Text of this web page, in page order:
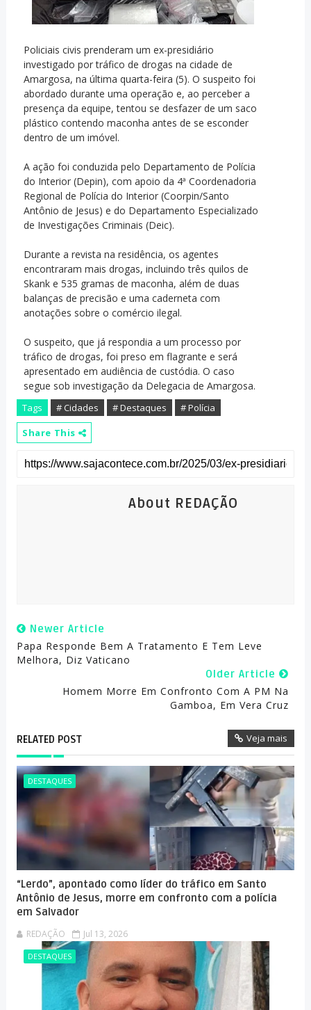
Policiais civis prenderam um ex-presidiário
investigado por tráfico de drogas na cidade de
Amargosa, na última quarta-feira (5). O suspeito foi
abordado durante uma operação e, ao perceber a
presença da equipe, tentou se desfazer de um saco
plástico contendo maconha antes de se esconder
dentro de um imóvel.
A ação foi conduzida pelo Departamento de Polícia
do Interior (Depin), com apoio da 4ª Coordenadoria
Regional de Polícia do Interior (Coorpin/Santo
Antônio de Jesus) e do Departamento Especializado
de Investigações Criminais (Deic).
Durante a revista na residência, os agentes
encontraram mais drogas, incluindo três quilos de
Skank e 535 gramas de maconha, além de duas
balanças de precisão e uma caderneta com
anotações sobre o comércio ilegal.
O suspeito, que já respondia a um processo por
tráfico de drogas, foi preso em flagrante e será
apresentado em audiência de custódia. O caso
segue sob investigação da Delegacia de Amargosa.
Tags # Cidades # Destaques
# Polícia
Share This
About REDAÇÃO
Newer Article
Papa Responde Bem A Tratamento E Tem Leve
Melhora, Diz Vaticano
Older Article
Homem Morre Em Confronto Com A PM Na
Gamboa, Em Vera Cruz
RELATED POST Veja mais
DESTAQUES
“Lerdo”, apontado como líder do tráfico em Santo
Antônio de Jesus, morre em confronto com a polícia
em Salvador
REDAÇÃO Jul 13, 2026
DESTAQUES